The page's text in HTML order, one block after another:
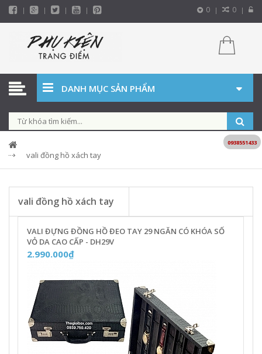
0 0
DANH MỤC SẢN PHẨM
vali đồng hồ xách tay
vali đồng hồ xách tay
VALI ĐỰNG ĐỒNG HỒ ĐEO TAY 29 NGĂN CÓ KHÓA SỐ
VỎ DA CAO CẤP - DH29V
2.990.000₫
0938551433